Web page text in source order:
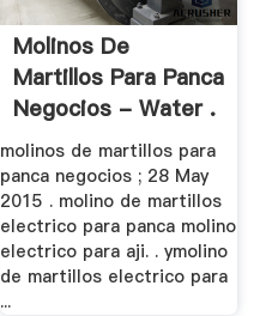
Molinos De
Martillos Para Panca
Negocios - Water .
molinos de martillos para
panca negocios ; 28 May
2015 . molino de martillos
electrico para panca molino
electrico para aji. . ymolino
de martillos electrico para
...